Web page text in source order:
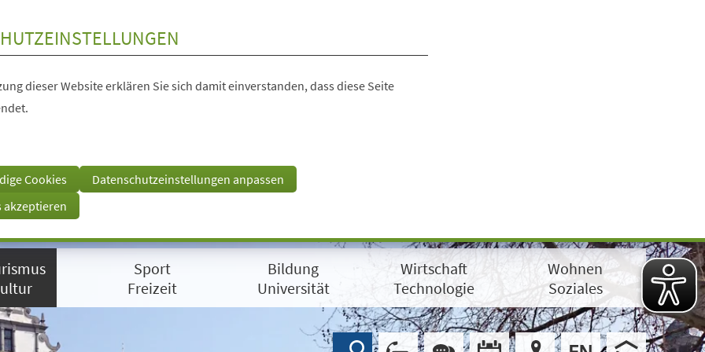
dieser Website erklären Sie sich damit einverstanden, dass diese Seite
Cookies
Datenschutzeinstellungen anpassen
akzeptieren
Sport
Freizeit
Bildung
Universität
Wirtschaft
Technologie
Wohnen
Soziales